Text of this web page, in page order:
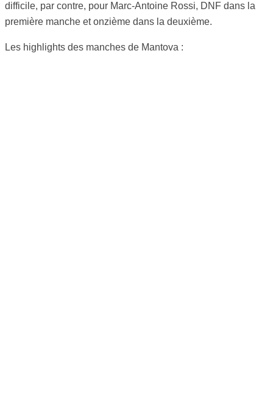
difficile, par contre, pour Marc-Antoine Rossi, DNF dans la
première manche et onzième dans la deuxième.
Les highlights des manches de Mantova :